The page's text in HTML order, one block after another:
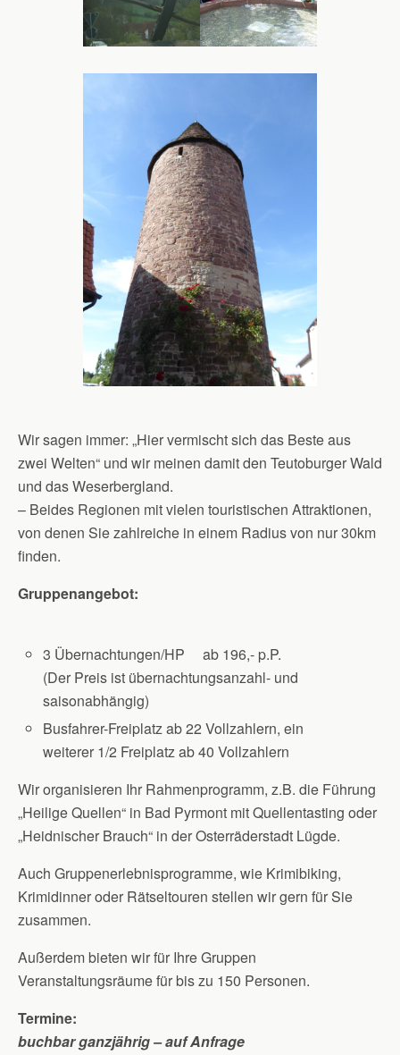
Wir sagen immer: „Hier vermischt sich das Beste aus
zwei Welten“ und wir meinen damit den Teutoburger Wald
und das Weserbergland.
– Beides Regionen mit vielen touristischen Attraktionen,
von denen Sie zahlreiche in einem Radius von nur 30km
finden.
Gruppenangebot:
3 Übernachtungen/HP ab 196,- p.P.
(Der Preis ist übernachtungsanzahl- und
saisonabhängig)
Busfahrer-Freiplatz ab 22 Vollzahlern, ein
weiterer 1/2 Freiplatz ab 40 Vollzahlern
Wir organisieren Ihr Rahmenprogramm, z.B. die Führung
„Heilige Quellen“ in Bad Pyrmont mit Quellentasting oder
„Heidnischer Brauch“ in der Osterräderstadt Lügde.
Auch Gruppenerlebnisprogramme, wie Krimibiking,
Krimidinner oder Rätseltouren stellen wir gern für Sie
zusammen.
Außerdem bieten wir für Ihre Gruppen
Veranstaltungsräume für bis zu 150 Personen.
Termine:
buchbar ganzjährig – auf Anfrage